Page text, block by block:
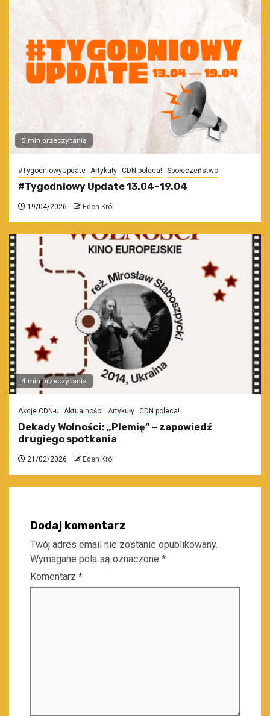
5 min przeczytania
#TygodniowyUpdate Artykuły CDN poleca! Społeczeństwo
#Tygodniowy Update 13.04–19.04
19/04/2026 Eden Król
4 min przeczytania
Akcje CDN-u Aktualności Artykuły CDN poleca!
Dekady Wolności: „Plemię” – zapowiedź
drugiego spotkania
21/02/2026 Eden Król
Dodaj komentarz
Twój adres email nie zostanie opublikowany.
Wymagane pola są oznaczone *
Komentarz *